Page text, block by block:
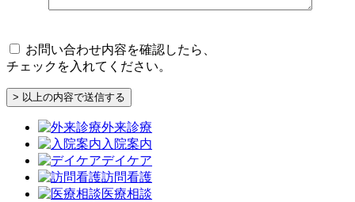
お問い合わせ内容を確認したら、
チェックを入れてください。
外来診療
入院案内
デイケア
訪問看護
医療相談